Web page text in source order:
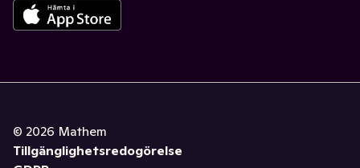
© 2026 Mathem
Tillgänglighetsredogörelse